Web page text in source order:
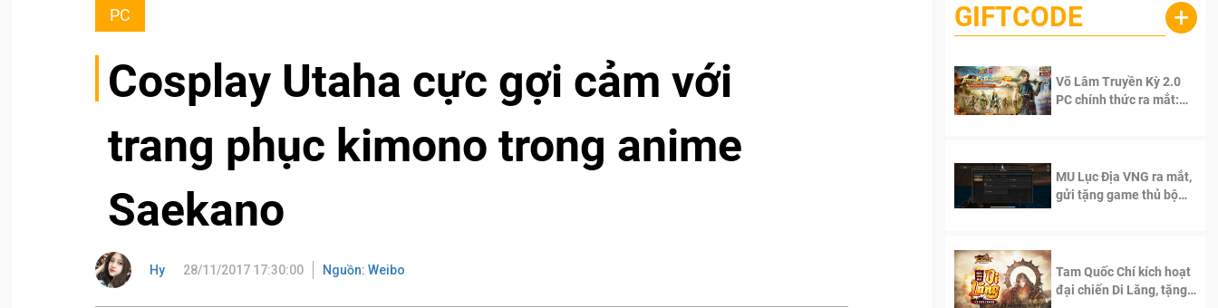
PC
Cosplay Utaha cực gợi cảm với
trang phục kimono trong anime
Saekano
Hy 28/11/2017 17:30:00 Nguồn: Weibo
GIFTCODE +
Võ Lâm Truyền Kỳ 2.0
PC chính thức ra mắt:
MU Lục Địa VNG ra mắt,
gửi tặng game thủ bộ
Tam Quốc Chí kích hoạt
đại chiến Di Lăng, tặng